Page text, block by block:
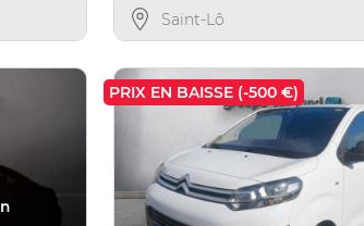
Saint-Lô
PRIX EN BAISSE (-500 €)